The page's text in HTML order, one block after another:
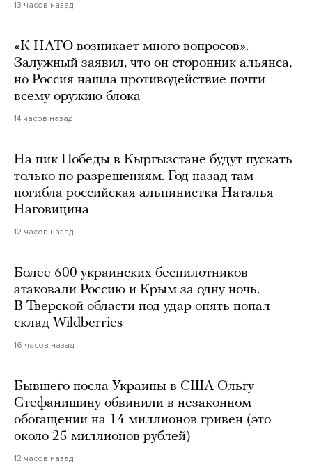
13 часов назад
«К НАТО возникает много вопросов».
Залужный заявил, что он сторонник альянса,
но Россия нашла противодействие почти
всему оружию блока
14 часов назад
На пик Победы в Кыргызстане будут пускать
только по разрешениям. Год назад там
погибла российская альпинистка Наталья
Наговицина
12 часов назад
Более 600 украинских беспилотников
атаковали Россию и Крым за одну ночь.
В Тверской области под удар опять попал
склад Wildberries
16 часов назад
Бывшего посла Украины в США Ольгу
Стефанишину обвинили в незаконном
обогащении на 14 миллионов гривен (это
около 25 миллионов рублей)
12 часов назад